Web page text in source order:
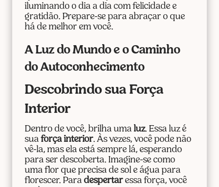
iluminando o dia a dia com felicidade e
gratidão. Prepare-se para abraçar o que
há de melhor em você.
A Luz do Mundo e o Caminho
do Autoconhecimento
Descobrindo sua Força
Interior
Dentro de você, brilha uma luz. Essa luz é
sua força interior. Às vezes, você pode não
vê-la, mas ela está sempre lá, esperando
para ser descoberta. Imagine-se como
uma flor que precisa de sol e água para
florescer. Para despertaressa força, você